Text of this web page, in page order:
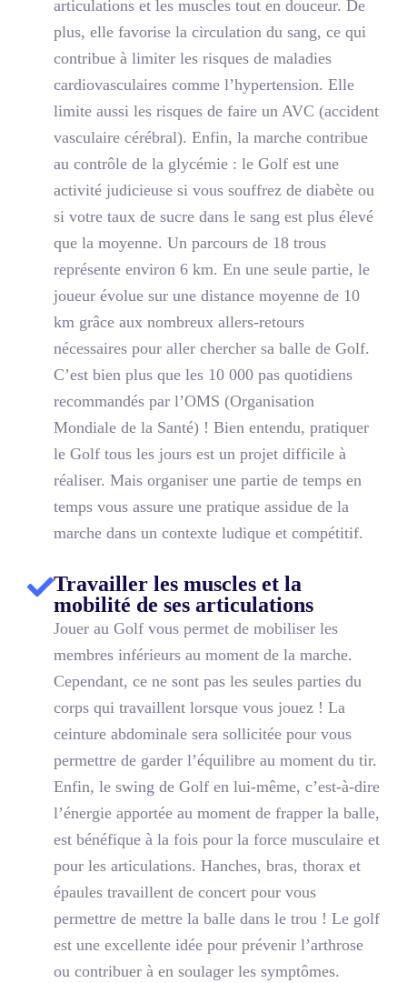
articulations et les muscles tout en douceur. De
plus, elle favorise la circulation du sang, ce qui
contribue à limiter les risques de maladies
cardiovasculaires comme l’hypertension. Elle
limite aussi les risques de faire un AVC (accident
vasculaire cérébral). Enfin, la marche contribue
au contrôle de la glycémie : le Golf est une
activité judicieuse si vous souffrez de diabète ou
si votre taux de sucre dans le sang est plus élevé
que la moyenne. Un parcours de 18 trous
représente environ 6 km. En une seule partie, le
joueur évolue sur une distance moyenne de 10
km grâce aux nombreux allers-retours
nécessaires pour aller chercher sa balle de Golf.
C’est bien plus que les 10 000 pas quotidiens
recommandés par l’OMS (Organisation
Mondiale de la Santé) ! Bien entendu, pratiquer
le Golf tous les jours est un projet difficile à
réaliser. Mais organiser une partie de temps en
temps vous assure une pratique assidue de la
marche dans un contexte ludique et compétitif.
Travailler les muscles et la
mobilité de ses articulations
Jouer au Golf vous permet de mobiliser les
membres inférieurs au moment de la marche.
Cependant, ce ne sont pas les seules parties du
corps qui travaillent lorsque vous jouez ! La
ceinture abdominale sera sollicitée pour vous
permettre de garder l’équilibre au moment du tir.
Enfin, le swing de Golf en lui-même, c’est-à-dire
l’énergie apportée au moment de frapper la balle,
est bénéfique à la fois pour la force musculaire et
pour les articulations. Hanches, bras, thorax et
épaules travaillent de concert pour vous
permettre de mettre la balle dans le trou ! Le golf
est une excellente idée pour prévenir l’arthrose
ou contribuer à en soulager les symptômes.